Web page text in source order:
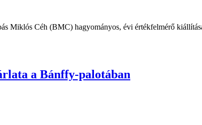
Miklós Céh (BMC) hagyományos, évi értékfelmérő
a Bánffy-palotában